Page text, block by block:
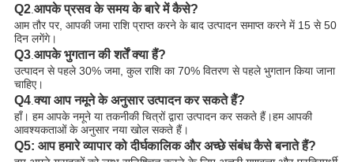
Q2. आपके प्रसव के समय के बारे में कैसे?
आम तौर पर, आपकी जमा राशि प्राप्त करने के बाद उत्पादन समाप्त करने में 15 से 50
दिन लगेंगे।
Q3. आपके भुगतान की शर्तें क्या हैं?
उत्पादन से पहले 30% जमा, कुल राशि का 70% वितरण से पहले भुगतान किया जाना
चाहिए।
Q4.क्या आप नमूने के अनुसार उत्पादन कर सकते हैं?
हाँ। हम आपके नमूने या तकनीकी चित्रों द्वारा उत्पादन कर सकते हैं।हम आपकी
आवश्यकताओं के अनुसार नया खोल सकते हैं।
Q5: आप हमारे व्यापार को दीर्घकालिक और अच्छे संबंध कैसे बनाते हैं?